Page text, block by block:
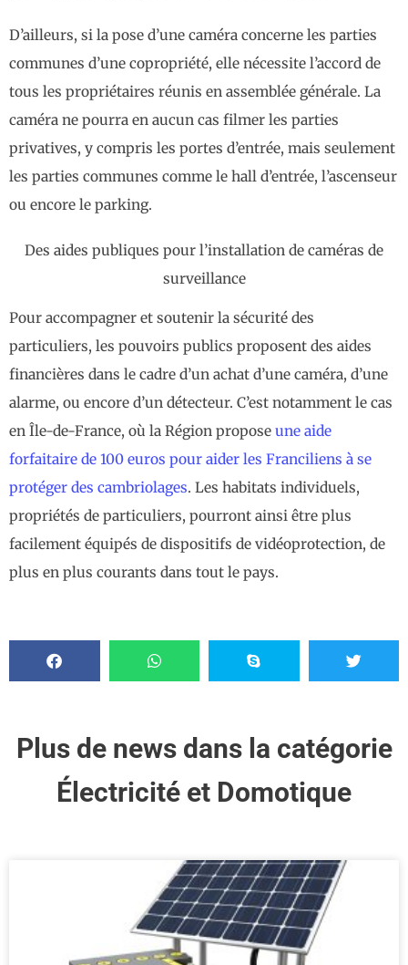
D’ailleurs, si la pose d’une caméra concerne les parties
communes d’une copropriété, elle nécessite l’accord de
tous les propriétaires réunis en assemblée générale. La
caméra ne pourra en aucun cas filmer les parties
privatives, y compris les portes d’entrée, mais seulement
les parties communes comme le hall d’entrée, l’ascenseur
ou encore le parking.
Des aides publiques pour l’installation de caméras de
surveillance
Pour accompagner et soutenir la sécurité des
particuliers, les pouvoirs publics proposent des aides
financières dans le cadre d’un achat d’une caméra, d’une
alarme, ou encore d’un détecteur. C’est notamment le cas
en Île-de-France, où la Région propose une aide
forfaitaire de 100 euros pour aider les Franciliens à se
protéger des cambriolages. Les habitats individuels,
propriétés de particuliers, pourront ainsi être plus
facilement équipés de dispositifs de vidéoprotection, de
plus en plus courants dans tout le pays.
Plus de news dans la catégorie
Électricité et Domotique